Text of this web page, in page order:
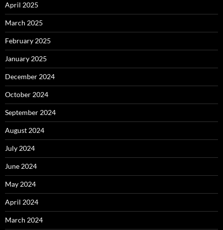
April 2025
March 2025
February 2025
January 2025
December 2024
October 2024
September 2024
August 2024
July 2024
June 2024
May 2024
April 2024
March 2024